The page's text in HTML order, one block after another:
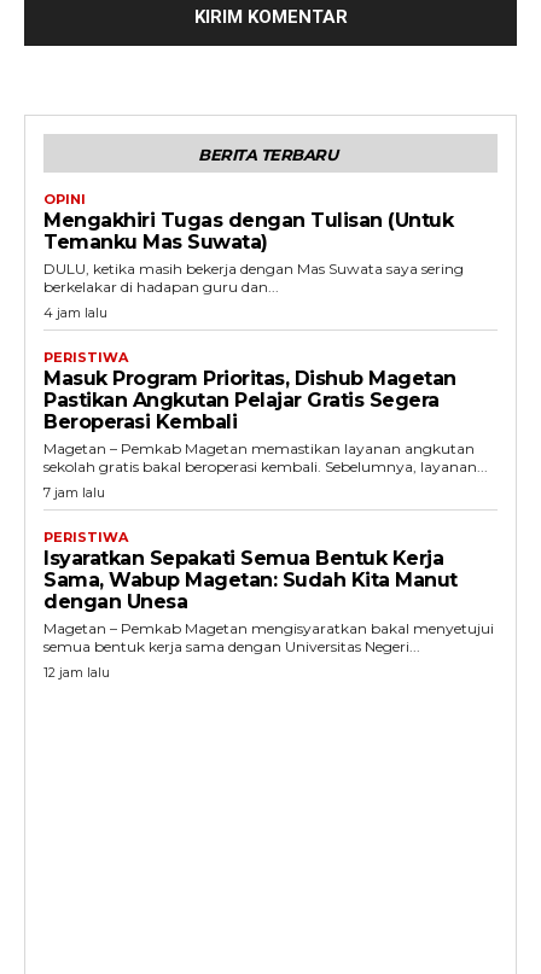
BERITA TERBARU
OPINI
Mengakhiri Tugas dengan Tulisan (Untuk
Temanku Mas Suwata)
DULU, ketika masih bekerja dengan Mas Suwata saya sering
berkelakar di hadapan guru dan...
4 jam lalu
PERISTIWA
Masuk Program Prioritas, Dishub Magetan
Pastikan Angkutan Pelajar Gratis Segera
Beroperasi Kembali
Magetan – Pemkab Magetan memastikan layanan angkutan
sekolah gratis bakal beroperasi kembali. Sebelumnya, layanan...
7 jam lalu
PERISTIWA
Isyaratkan Sepakati Semua Bentuk Kerja
Sama, Wabup Magetan: Sudah Kita Manut
dengan Unesa
Magetan – Pemkab Magetan mengisyaratkan bakal menyetujui
semua bentuk kerja sama dengan Universitas Negeri...
12 jam lalu